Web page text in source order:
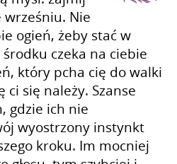
wrześniu. Nie
ogień, żeby stać w
czeka na ciebie
który pcha cię do walki
ci się należy. Szanse
gdzie ich nie
wyostrzony instynkt
kroku. Im mocniej